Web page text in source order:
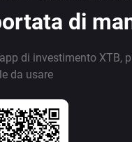
di
di investimento XTB,
da usare